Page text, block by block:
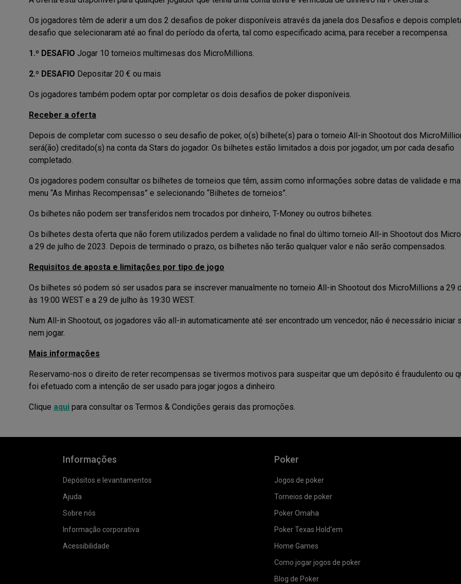
Os jogadores têm de aderir a um dos 2 desafios de poker disponíveis através da janela dos Desafios e depois
desafio que selecionaram até ao final do período da oferta, tal como especificado acima, para receber a recompensa.
1.º DESAFIO Jogar 10 torneios multimesas dos MicroMillions.
2.º DESAFIO Depositar 20 € ou mais
Os jogadores também podem optar por completar os dois desafios de poker disponíveis.
Receber a oferta
Depois de completar com sucesso o seu desafio de poker, o(s) bilhete(s) para o torneio All-in Shootout dos
será(ão) creditado(s) na conta da Stars do jogador. Os bilhetes estão limitados a dois por jogador, um por cada desafio
completado.
Os jogadores podem consultar os bilhetes de torneios que têm, assim como informações sobre datas de validade e
menu “As Minhas Recompensas” e selecionando “Bilhetes de torneios”.
Os bilhetes não podem ser transferidos nem trocados por dinheiro, T-Money ou outros bilhetes.
Os bilhetes desta oferta que não forem utilizados perdem a validade no final do último torneio All-in Shootout dos
a 29 de julho de 2023. Depois de terminado o prazo, os bilhetes não terão qualquer valor e não serão compensados.
Requisitos de aposta e limitações por tipo de jogo
Os bilhetes só podem só ser usados para se inscrever manualmente no torneio All-in Shootout dos MicroMillions a 29
às 19:00 WEST e a 29 de julho às 19:30 WEST.
Num All-in Shootout, os jogadores vão all-in automaticamente até ser encontrado um vencedor, não é necessário iniciar
nem jogar.
Mais informações
Reservamo-nos o direito de reter recompensas se tivermos motivos para suspeitar que um depósito é fraudulento ou
foi efetuado com a intenção de ser usado para jogar jogos a dinheiro.
Clique aqui para consultar os Termos & Condições gerais das promoções.
Informações
Depósitos e levantamentos
Ajuda
Sobre nós
Informação corporativa
Acessibilidade
Poker
Jogos de poker
Torneios de poker
Poker Omaha
Poker Texas Hold'em
Home Games
Como jogar jogos de poker
Blog de Poker